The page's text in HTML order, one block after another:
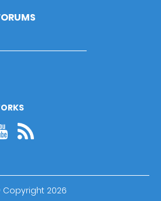
Copyright 2026